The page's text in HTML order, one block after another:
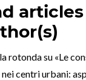
rotonda su «Le
centri urbani: